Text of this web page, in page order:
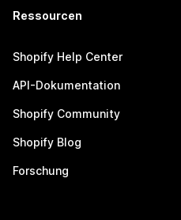
Ressourcen
Shopify Help Center
API-Dokumentation
Shopify Community
Shopify Blog
Forschung